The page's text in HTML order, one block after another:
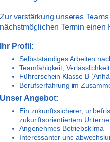
Zur verstärkung unseres
nächstmöglichen Termin einen
Ihr Profil:
Selbstständiges Arbeiten
Teamfähigkeit,
Führerschein Klasse B
Berufserfahrung im
Unser Angebot:
Ein zukunftssicherer,
zukunftsorientiertem
Angenehmes Betriebsklima
Interessanter und